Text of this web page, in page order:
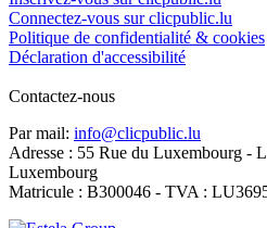
Connectez-vous sur clicpublic.lu
Politique de confidentialité & cookies
Déclaration d'accessibilité
Contactez-nous
Par mail: info@clicpublic.lu
Adresse : 55 Rue du Luxembourg -
Luxembourg
Matricule : B300046 - TVA :